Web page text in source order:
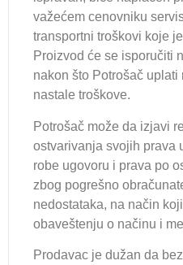
važećem cenovniku
transportni troškovi koje
Proizvod će se isporučiti
nakon što Potrošač
nastale troškove.
Potrošač može da izjavi
ostvarivanja svojih prava
robe ugovoru i prava po
zbog pogrešno
nedostataka, na način
obaveštenju o načinu i
Prodavac je dužan da